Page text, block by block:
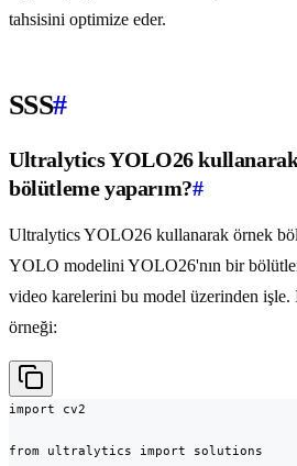
tahsisini optimize eder.
SSS#
Ultralytics YOLO26 kullanarak
bölütleme yaparım?#
Ultralytics YOLO26 kullanarak örnek
YOLO modelini YOLO26'nın bir
video karelerini bu model üzerinden
örneği:
import cv2
from ultralytics import solutions